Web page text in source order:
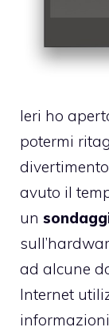
Ieri ho
potermi
avuto il
un
ad alcune
Internet